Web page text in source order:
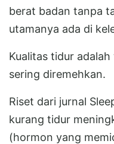
berat badan tanpa
utamanya ada di
Kualitas tidur
sering diremehkan.
Riset dari jurnal
kurang tidur
(hormon yang